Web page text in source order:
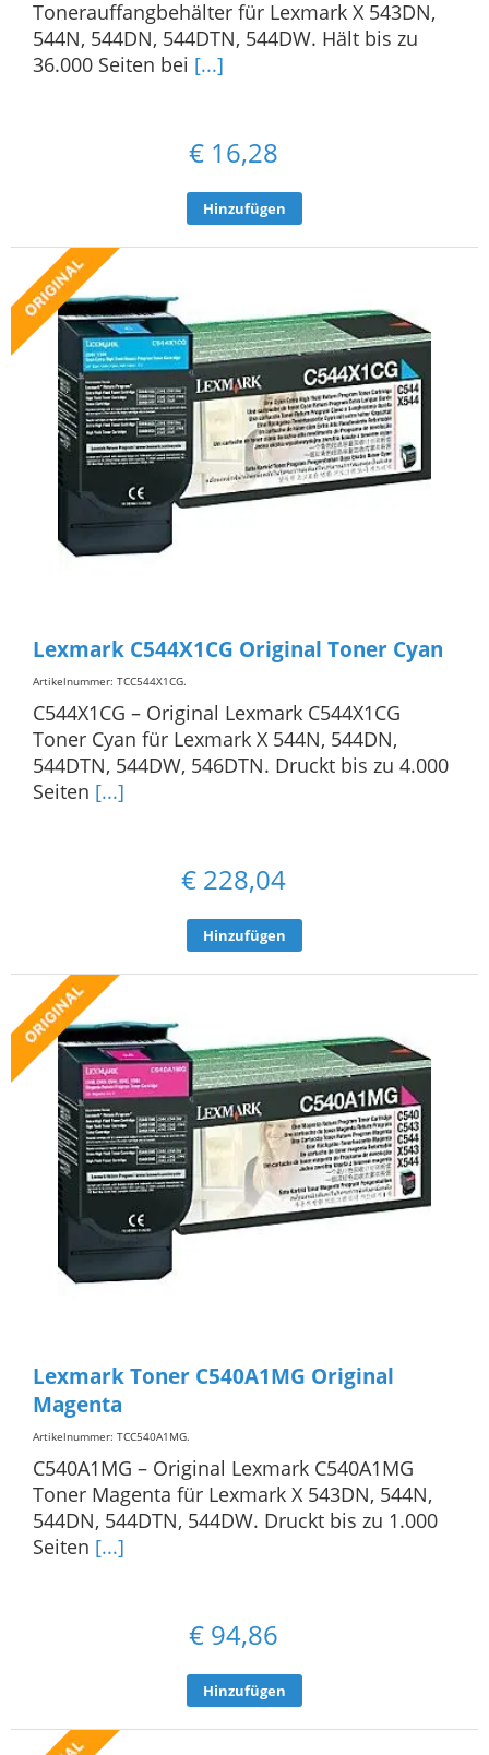
Tonerauffangbehälter für Lexmark X 543DN,
544N, 544DN, 544DTN, 544DW. Hält bis zu
36.000 Seiten bei [...]
€ 16,28
Hinzufügen
Lexmark C544X1CG Original Toner Cyan
Artikelnummer: TCC544X1CG.
C544X1CG – Original Lexmark C544X1CG
Toner Cyan für Lexmark X 544N, 544DN,
544DTN, 544DW, 546DTN. Druckt bis zu 4.000
Seiten [...]
€ 228,04
Hinzufügen
Lexmark Toner C540A1MG Original
Magenta
Artikelnummer: TCC540A1MG.
C540A1MG – Original Lexmark C540A1MG
Toner Magenta für Lexmark X 543DN, 544N,
544DN, 544DTN, 544DW. Druckt bis zu 1.000
Seiten [...]
€ 94,86
Hinzufügen